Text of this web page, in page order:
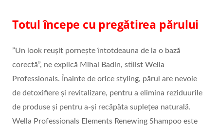
Totul începe cu pregătirea părului
”Un look reușit pornește întotdeauna de la o bază
corectă”, ne explică Mihai Badin, stilist Wella
Professionals. Înainte de orice styling, părul are nevoie
de detoxifiere și revitalizare, pentru a elimina reziduurile
de produse și pentru a-și recăpăta suplețea naturală.
Wella Professionals Elements Renewing Shampoo este